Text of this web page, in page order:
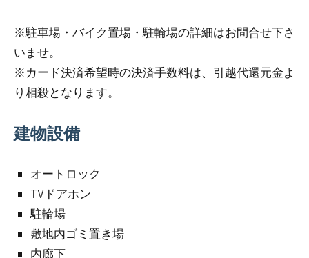
※駐車場・バイク置場・駐輪場の詳細はお問合せ下さ
いませ。
※カード決済希望時の決済手数料は、引越代還元金よ
り相殺となります。
建物設備
オートロック
TVドアホン
駐輪場
敷地内ゴミ置き場
内廊下